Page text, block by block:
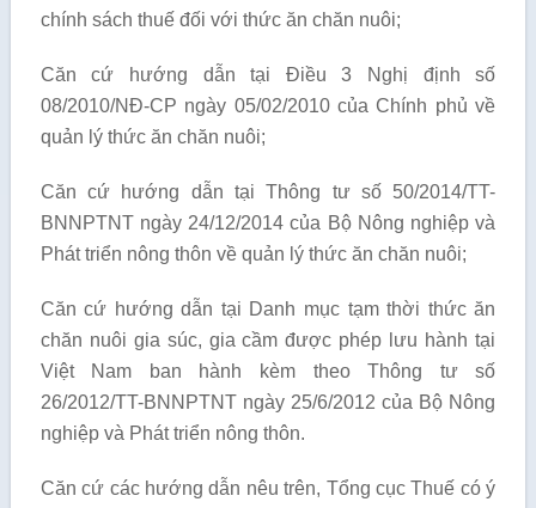
chính sách thuế đối với thức ăn chăn nuôi;
Căn cứ hướng dẫn tại Điều 3 Nghị định số
08/2010/NĐ-CP ngày 05/02/2010 của Chính phủ về
quản lý thức ăn chăn nuôi;
Căn cứ hướng dẫn tại Thông tư số 50/2014/TT-
BNNPTNT ngày 24/12/2014 của Bộ Nông nghiệp và
Phát triển nông thôn về quản lý thức ăn chăn nuôi;
Căn cứ hướng dẫn tại Danh mục tạm thời thức ăn
chăn nuôi gia súc, gia cầm được phép lưu hành tại
Việt Nam ban hành kèm theo Thông tư số
26/2012/TT-BNNPTNT ngày 25/6/2012 của Bộ Nông
nghiệp và Phát triển nông thôn.
Căn cứ các hướng dẫn nêu trên, Tổng cục Thuế có ý